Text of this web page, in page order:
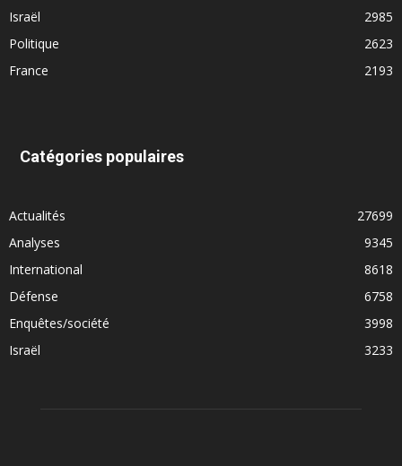
Israël
2985
Politique
2623
France
2193
Catégories populaires
Actualités
27699
Analyses
9345
International
8618
Défense
6758
Enquêtes/société
3998
Israël
3233